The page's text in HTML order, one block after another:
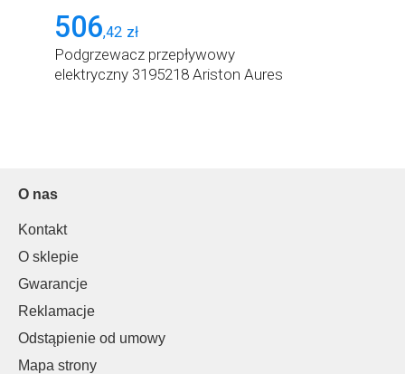
506,42 zł
Podgrzewacz przepływowy
elektryczny 3195218 Ariston Aures
O nas
Kontakt
O sklepie
Gwarancje
Reklamacje
Odstąpienie od umowy
Mapa strony